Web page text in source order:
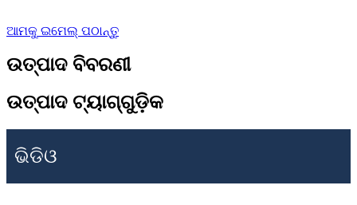
ଆମକୁ ଇମେଲ୍ ପଠାନ୍ତୁ
ଉତ୍ପାଦ ବିବରଣୀ
ଉତ୍ପାଦ ଟ୍ୟାଗ୍‌ଗୁଡ଼ିକ
ଭିଡିଓ